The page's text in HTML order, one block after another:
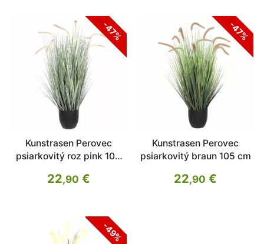
-47%
Kunstrasen Perovec
psiarkovitý roz pink 105
22,90 €
-47%
Kunstrasen Perovec
psiarkovitý braun 105 cm
22,90 €
-49%